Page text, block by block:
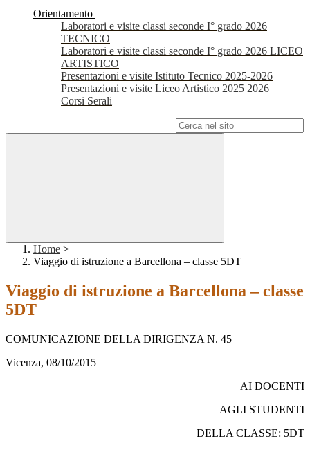
Orientamento
Laboratori e visite classi seconde I° grado 2026
TECNICO
Laboratori e visite classi seconde I° grado 2026 LICEO
ARTISTICO
Presentazioni e visite Istituto Tecnico 2025-2026
Presentazioni e visite Liceo Artistico 2025 2026
Corsi Serali
Home >
Viaggio di istruzione a Barcellona – classe 5DT
Viaggio di istruzione a Barcellona – classe
5DT
COMUNICAZIONE DELLA DIRIGENZA N. 45
Vicenza, 08/10/2015
AI DOCENTI
AGLI STUDENTI
DELLA CLASSE: 5DT